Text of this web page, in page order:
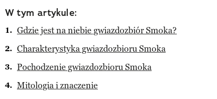
W tym artykule:
Gdzie jest na niebie gwiazdozbiór Smoka?
Charakterystyka gwiazdozbioru Smoka
Pochodzenie gwiazdozbioru Smoka
Mitologia i znaczenie